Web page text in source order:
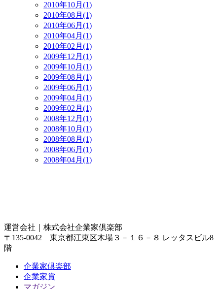
2010年10月(1)
2010年08月(1)
2010年06月(1)
2010年04月(1)
2010年02月(1)
2009年12月(1)
2009年10月(1)
2009年08月(1)
2009年06月(1)
2009年04月(1)
2009年02月(1)
2008年12月(1)
2008年10月(1)
2008年08月(1)
2008年06月(1)
2008年04月(1)
運営会社｜ 株式会社企業家倶楽部
〒135-0042 東京都江東区木場３－１６－８ レッタスビル8
階
企業家倶楽部
企業家賞
マガジン